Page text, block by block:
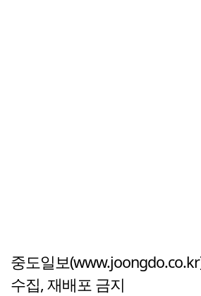
중도일보
수집, 재배포 금지